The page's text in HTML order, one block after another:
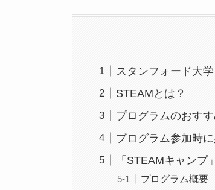
スタンフォード大
STEAMとは？
プログラムのおす
プログラム参加時
「STEAMキャンプ
プログラム概要